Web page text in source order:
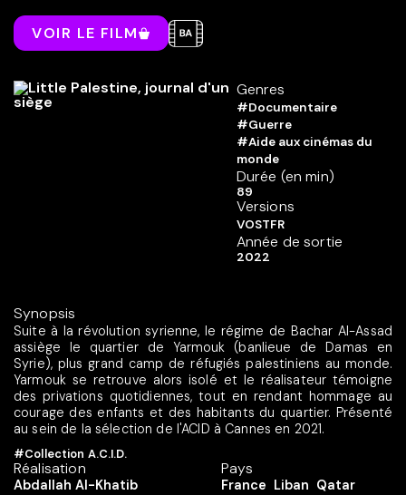
VOIR LE FILM
Genres
#Documentaire
#Guerre
#Aide aux cinémas du
monde
Durée (en min)
89
Versions
VOSTFR
Année de sortie
2022
Synopsis
Suite à la révolution syrienne, le régime de Bachar Al-Assad
assiège le quartier de Yarmouk (banlieue de Damas en
Syrie), plus grand camp de réfugiés palestiniens au monde.
Yarmouk se retrouve alors isolé et le réalisateur témoigne
des privations quotidiennes, tout en rendant hommage au
courage des enfants et des habitants du quartier. Présenté
au sein de la sélection de l'ACID à Cannes en 2021.
#Collection A.C.I.D.
Réalisation
Abdallah Al-Khatib
Pays
France Liban Qatar